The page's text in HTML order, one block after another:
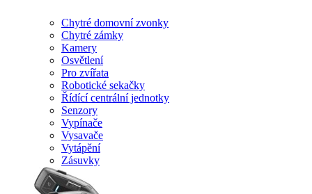
Chytré domovní zvonky
Chytré zámky
Kamery
Osvětlení
Pro zvířata
Robotické sekačky
Řídící centrální jednotky
Senzory
Vypínače
Vysavače
Vytápění
Zásuvky